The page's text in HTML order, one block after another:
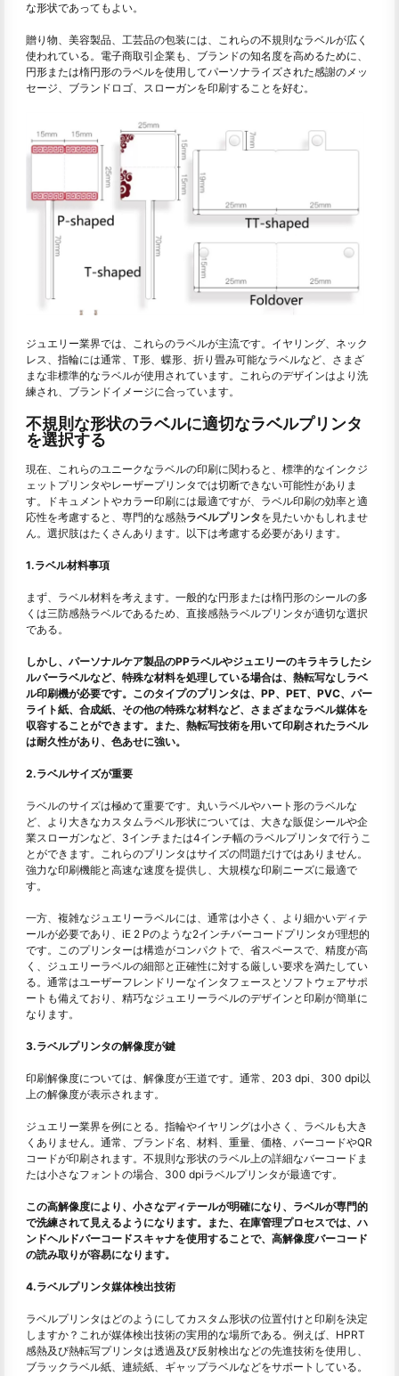
な形状であってもよい。
贈り物、美容製品、工芸品の包装には、これらの不規則なラベルが広く
使われている。電子商取引企業も、ブランドの知名度を高めるために、
円形または楕円形のラベルを使用してパーソナライズされた感謝のメッ
セージ、ブランドロゴ、スローガンを印刷することを好む。
ジュエリー業界では、これらのラベルが主流です。イヤリング、ネック
レス、指輪には通常、T形、蝶形、折り畳み可能なラベルなど、さまざ
まな非標準的なラベルが使用されています。これらのデザインはより洗
練され、ブランドイメージに合っています。
不規則な形状のラベルに適切なラベルプリンタ
を選択する
現在、これらのユニークなラベルの印刷に関わると、標準的なインクジ
ェットプリンタやレーザープリンタでは切断できない可能性がありま
す。ドキュメントやカラー印刷には最適ですが、ラベル印刷の効率と適
応性を考慮すると、専門的な感熱ラベルプリンタを見たいかもしれませ
ん。選択肢はたくさんあります。以下は考慮する必要があります。
1.ラベル材料事項
まず、ラベル材料を考えます。一般的な円形または楕円形のシールの多
くは三防感熱ラベルであるため、直接感熱ラベルプリンタが適切な選択
である。
しかし、パーソナルケア製品のPPラベルやジュエリーのキラキラしたシ
ルバーラベルなど、特殊な材料を処理している場合は、熱転写なしラベ
ル印刷機が必要です。このタイプのプリンタは、PP、PET、PVC、パー
ライト紙、合成紙、その他の特殊な材料など、さまざまなラベル媒体を
収容することができます。また、熱転写技術を用いて印刷されたラベル
は耐久性があり、色あせに強い。
2.ラベルサイズが重要
ラベルのサイズは極めて重要です。丸いラベルやハート形のラベルな
ど、より大きなカスタムラベル形状については、大きな販促シールや企
業スローガンなど、3インチまたは4インチ幅のラベルプリンタで行うこ
とができます。これらのプリンタはサイズの問題だけではありません。
強力な印刷機能と高速な速度を提供し、大規模な印刷ニーズに最適で
す。
一方、複雑なジュエリーラベルには、通常は小さく、より細かいディテ
ールが必要であり、iE 2 Pのような2インチバーコードプリンタが理想的
です。このプリンターは構造がコンパクトで、省スペースで、精度が高
く、ジュエリーラベルの細部と正確性に対する厳しい要求を満たしてい
る。通常はユーザーフレンドリーなインタフェースとソフトウェアサポ
ートも備えており、精巧なジュエリーラベルのデザインと印刷が簡単に
なります。
3.ラベルプリンタの解像度が鍵
印刷解像度については、解像度が王道です。通常、203 dpi、300 dpi以
上の解像度が表示されます。
ジュエリー業界を例にとる。指輪やイヤリングは小さく、ラベルも大き
くありません。通常、ブランド名、材料、重量、価格、バーコードやQR
コードが印刷されます。不規則な形状のラベル上の詳細なバーコードま
たは小さなフォントの場合、300 dpiラベルプリンタが最適です。
この高解像度により、小さなディテールが明確になり、ラベルが専門的
で洗練されて見えるようになります。また、在庫管理プロセスでは、ハ
ンドヘルドバーコードスキャナを使用することで、高解像度バーコード
の読み取りが容易になります。
4.ラベルプリンタ媒体検出技術
ラベルプリンタはどのようにしてカスタム形状の位置付けと印刷を決定
しますか？これが媒体検出技術の実用的な場所である。例えば、HPRT
感熱及び熱転写プリンタは透過及び反射検出などの先進技術を使用し、
ブラックラベル紙、連続紙、ギャップラベルなどをサポートしている。